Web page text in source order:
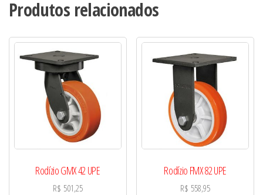
Produtos relacionados
Rodízio GMX 42 UPE
R$ 501,25
Rodízio FMX 82 UPE
R$ 558,95